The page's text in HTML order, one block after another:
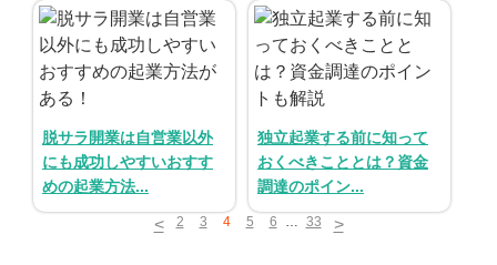
脱サラ開業は自営業以外
にも成功しやすいおすす
めの起業方法...
独立起業する前に知って
おくべきこととは？資金
調達のポイン...
< 2 3 4 5 6 33 >